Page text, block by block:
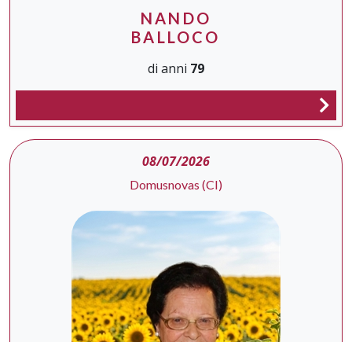
NANDO
BALLOCO
di anni 79
08/07/2026
Domusnovas (CI)